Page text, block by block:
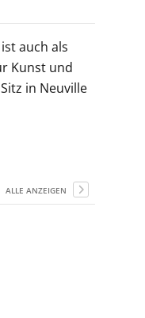
auch als
Kunst und
in Neuville
ALLE ANZEIGEN